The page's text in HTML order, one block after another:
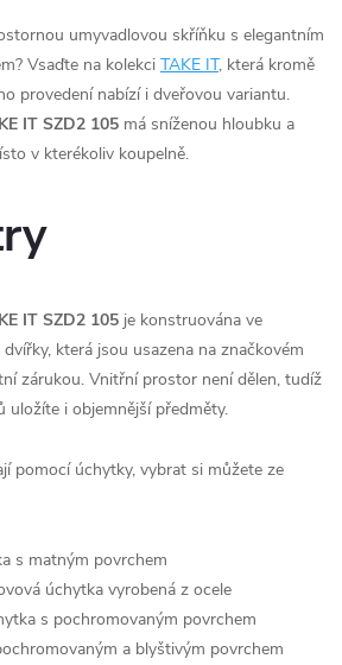
umyvadlovou skříňku s elegantním
Vsaďte na kolekci TAKE IT, která kromě
provedení nabízí i dveřovou variantu.
IT SZD2 105 má sníženou hloubku a
v kterékoliv koupelně.
IT SZD2 105 je konstruována ve
která jsou usazena na značkovém
zárukou. Vnitřní prostor není dělen, tudíž
uložíte i objemnější předměty.
pomocí úchytky, vybrat si můžete ze
s matným povrchem
úchytka vyrobená z ocele
s pochromovaným povrchem
a blyštivým povrchem